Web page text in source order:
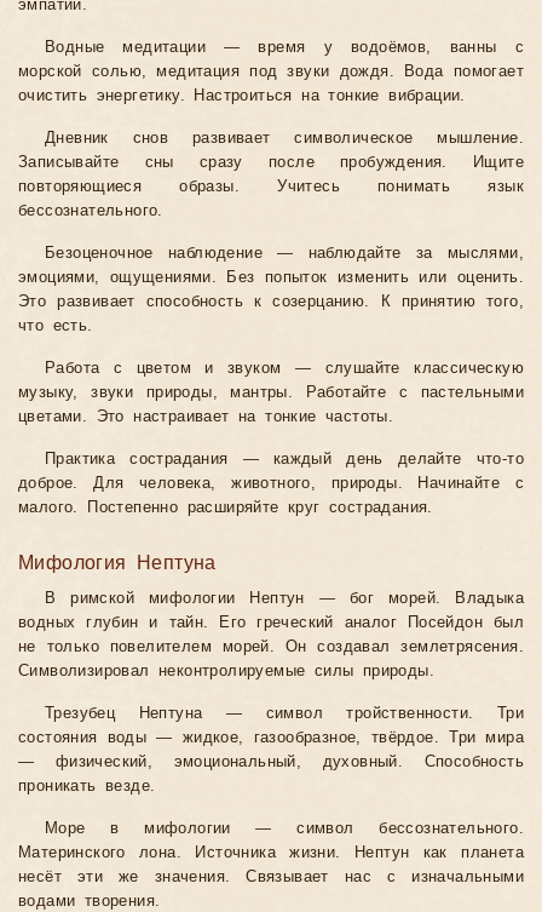
эмпатии.
Водные медитации — время у водоёмов, ванны с
морской солью, медитация под звуки дождя. Вода помогает
очистить энергетику. Настроиться на тонкие вибрации.
Дневник снов развивает символическое мышление.
Записывайте сны сразу после пробуждения. Ищите
повторяющиеся образы. Учитесь понимать язык
бессознательного.
Безоценочное наблюдение — наблюдайте за мыслями,
эмоциями, ощущениями. Без попыток изменить или оценить.
Это развивает способность к созерцанию. К принятию того,
что есть.
Работа с цветом и звуком — слушайте классическую
музыку, звуки природы, мантры. Работайте с пастельными
цветами. Это настраивает на тонкие частоты.
Практика сострадания — каждый день делайте что-то
доброе. Для человека, животного, природы. Начинайте с
малого. Постепенно расширяйте круг сострадания.
Мифология Нептуна
В римской мифологии Нептун — бог морей. Владыка
водных глубин и тайн. Его греческий аналог Посейдон был
не только повелителем морей. Он создавал землетрясения.
Символизировал неконтролируемые силы природы.
Трезубец Нептуна — символ тройственности. Три
состояния воды — жидкое, газообразное, твёрдое. Три мира
— физический, эмоциональный, духовный. Способность
проникать везде.
Море в мифологии — символ бессознательного.
Материнского лона. Источника жизни. Нептун как планета
несёт эти же значения. Связывает нас с изначальными
водами творения.